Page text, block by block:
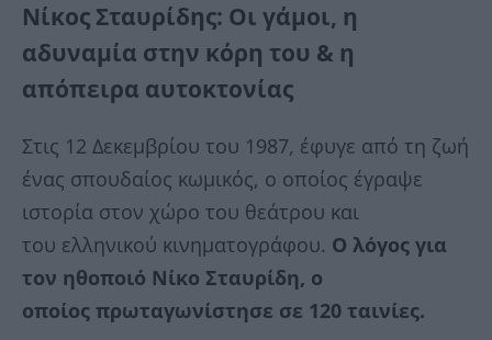
Νίκος Σταυρίδης: Οι γάμοι, η
αδυναμία στην κόρη του & η
απόπειρα αυτοκτονίας
Στις 12 Δεκεμβρίου του 1987, έφυγε από τη ζωή
ένας σπουδαίος κωμικός, ο οποίος έγραψε
ιστορία στον χώρο του θεάτρου και
του ελληνικού κινηματογράφου. Ο λόγος για
τον ηθοποιό Νίκο Σταυρίδη, ο
οποίος πρωταγωνίστησε σε 120 ταινίες.